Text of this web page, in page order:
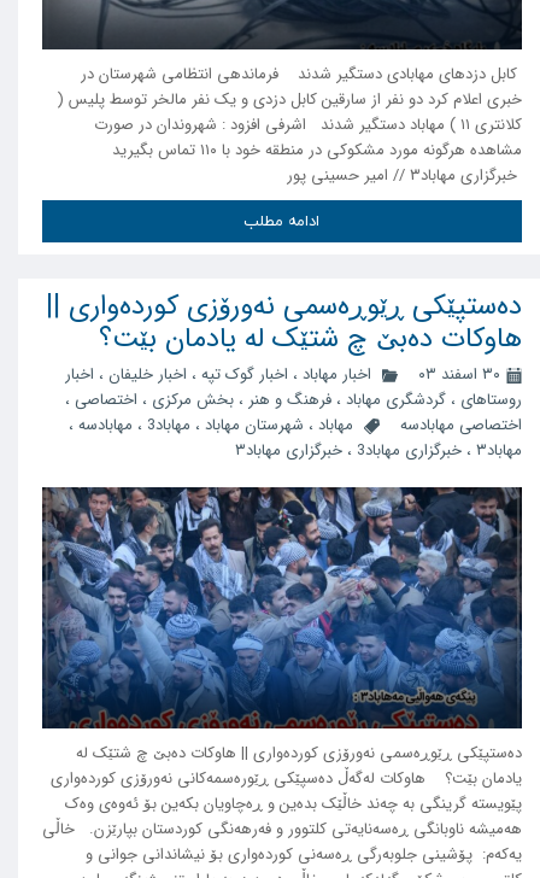
کابل دزدهای مهابادی دستگیر شدند فرماندهی انتظامی شهرستان در
خبری اعلام کرد دو نفر از سارقین کابل دزدی و یک نفر مالخر توسط پلیس (
کلانتری ۱۱ ) مهاباد دستگیر شدند اشرفی افزود : شهروندان در صورت
مشاهده هرگونه مورد مشکوکی در منطقه خود با ۱۱۰ تماس بگیرید
خبرگزاری مهاباد۳ // امیر حسینی پور
ادامه مطلب
دەستپێکی ڕێوڕەسمی نەورۆزی کوردەواری ||
هاوکات دەبێ چ شتێک لە یادمان بێت؟
۳۰ اسفند ۰۳ اخبار مهاباد ، اخبار گوک تپه ، اخبار خلیفان ، اخبار
روستاهای ، گردشگری مهاباد ، فرهنگ و هنر ، بخش مرکزی ، اختصاصی ،
اختصاصی مهابادسه
مهاباد ، شهرستان مهاباد ، مهاباد3 ، مهابادسه ،
مهاباد۳
، خبرگزاری مهاباد3 ، خبرگزاری مهاباد۳
دەستپێکی ڕێوڕەسمی نەورۆزی کوردەواری || هاوکات دەبێ چ شتێک لە
یادمان بێت؟ هاوکات لەگەڵ دەسپێکی ڕێورەسمەکانی نەورۆزی کوردەواری
پێویستە گرینگی بە چەند خاڵێک بدەین و ڕەچاویان بکەین بۆ ئەوەی وەک
هەمیشە ناوبانگی ڕەسەنایەتی کلتوور و فەرهەنگی کوردستان بپارێزن. خاڵی
یەکەم: پۆشینی جلوبەرگی ڕەسەنی کوردەواری بۆ نیشاندانی جوانی و